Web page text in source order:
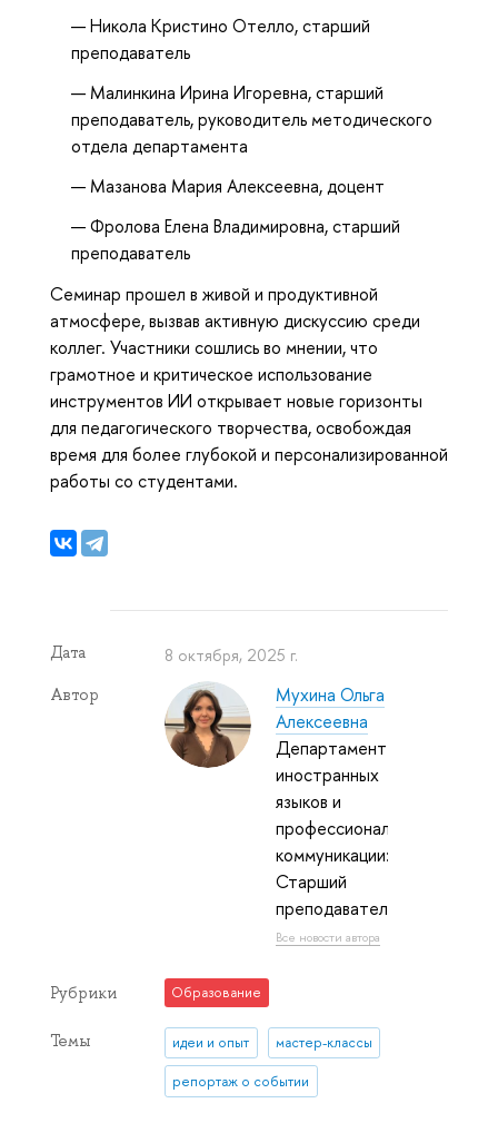
Никола Кристино Отелло, старший
преподаватель
Малинкина Ирина Игоревна, старший
преподаватель, руководитель методического
отдела департамента
Мазанова Мария Алексеевна, доцент
Фролова Елена Владимировна, старший
преподаватель
Семинар прошел в живой и продуктивной
атмосфере, вызвав активную дискуссию среди
коллег. Участники сошлись во мнении, что
грамотное и критическое использование
инструментов ИИ открывает новые горизонты
для педагогического творчества, освобождая
время для более глубокой и персонализированной
работы со студентами.
Дата 8 октября, 2025 г.
Автор
Мухина Ольга
Алексеевна
Департамент
иностранных
языков и
профессиональной
коммуникации:
Старший
преподаватель
Все новости автора
Рубрики Образование
Темы идеи и опыт мастер-классы
репортаж о событии